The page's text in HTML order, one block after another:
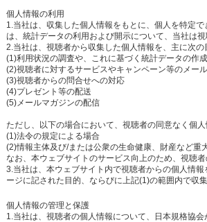
個人情報の利用
1.当社は、収集した個人情報をもとに、個人を特定
は、統計データの利用および開示について、当社は
2.当社は、視聴者から収集した個人情報を、主に次の
(1)利用状況の調査や、これに基づく統計データの作
(2)視聴者に対するサービスやキャンペーン等のメー
(3)視聴者からの問合せへの対応
(4)プレゼント等の配送
(5)メールマガジンの配信
ただし、以下の場合において、視聴者の同意なく個人
(1)法令の規定による場合
(2)情報主体及び/または公衆の生命健康、財産など重
なお、本ウェブサイトのサービス向上のため、視聴
3.当社は、本ウェブサイト内で視聴者からの個人情
ージに記された目的、ならびに上記(1)の範囲内で収
個人情報の管理と保護
1.当社は、視聴者の個人情報について、日本規格協